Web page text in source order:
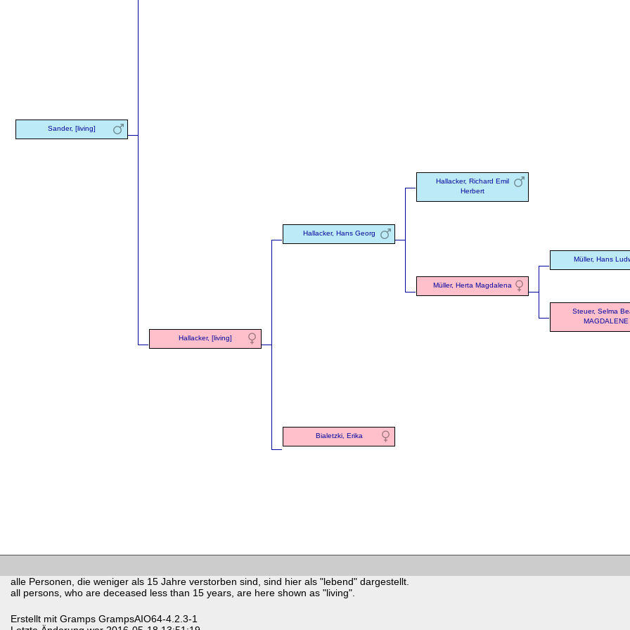
Sander, [living]
Hallacker, [living]
Hallacker, Hans Georg
Hallacker, Richard Emil
Herbert
Müller, Herta Magdalena
Müller, Hans
Steuer, Selma
MAGDALENE
Bialetzki, Erika
alle Personen, die weniger als 15 Jahre verstorben sind, sind hier als "lebend" dargestellt.
all persons, who are deceased less than 15 years, are here shown as "living".
Erstellt mit Gramps GrampsAIO64-4.2.3-1